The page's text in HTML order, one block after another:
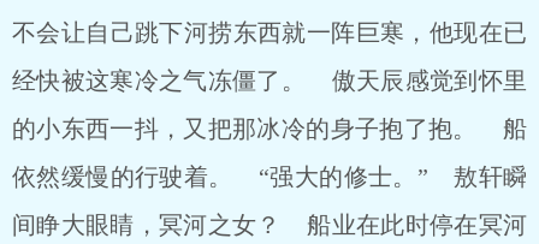
不会让自己跳下河捞东西就一阵巨寒，他现在已
经快被这寒冷之气冻僵了。 傲天辰感觉到怀里
的小东西一抖，又把那冰冷的身子抱了抱。 船
依然缓慢的行驶着。 “强大的修士。” 敖轩瞬
间睁大眼睛，冥河之女？ 船业在此时停在冥河